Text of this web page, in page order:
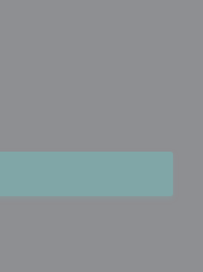
una nuova
((apre una